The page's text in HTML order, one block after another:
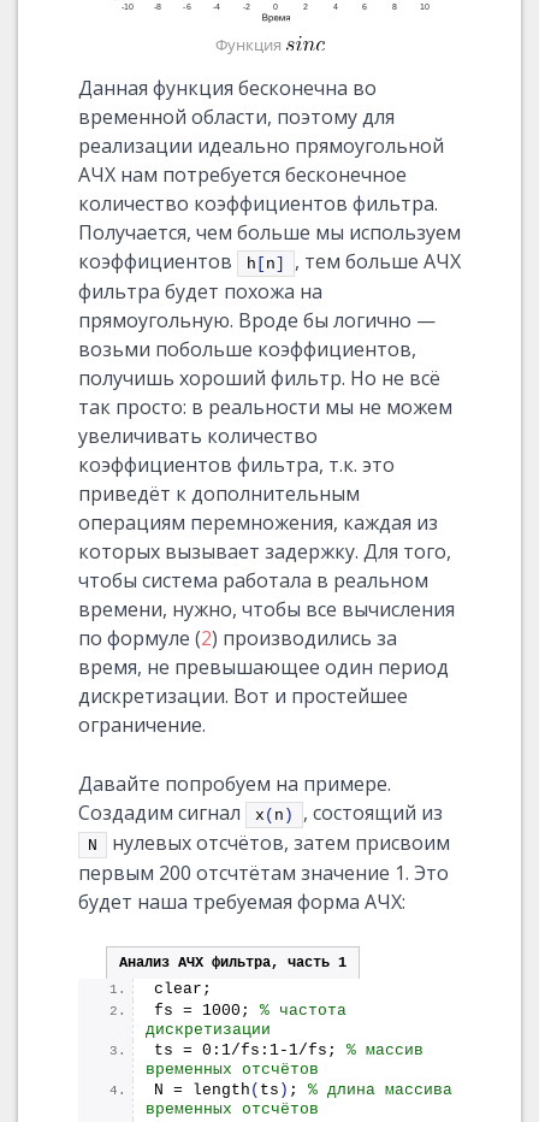
Функция
Данная функция бесконечна во
временной области, поэтому для
реализации идеально прямоугольной
АЧХ нам потребуется бесконечное
количество коэффициентов фильтра.
Получается, чем больше мы используем
коэффициентов
h [ n]
, тем больше АЧХ
фильтра будет похожа на
прямоугольную. Вроде бы логично —
возьми побольше коэффициентов,
получишь хороший фильтр. Но не всё
так просто: в реальности мы не можем
увеличивать количество
коэффициентов фильтра, т.к. это
приведёт к дополнительным
операциям перемножения, каждая из
которых вызывает задержку. Для того,
чтобы система работала в реальном
времени, нужно, чтобы все вычисления
по формуле (2) производились за
время, не превышающее один период
дискретизации. Вот и простейшее
ограничение.
Давайте попробуем на примере.
Создадим сигнал
x ( n ) , состоящий из
N
нулевых отсчётов, затем присвоим
первым 200 отсчтётам значение 1. Это
будет наша требуемая форма АЧХ:
Анализ АЧХ фильтра, часть 1
clear;
fs = 1000; % частота
дискретизации
ts = 0:1/fs:1-1/fs; % массив
временных отсчётов
N = length ( ts ) ; % длина массива
временных отсчётов